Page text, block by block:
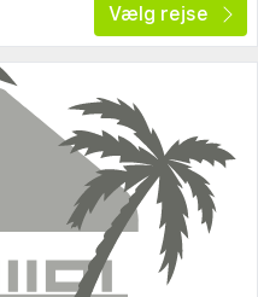
Vælg rejse